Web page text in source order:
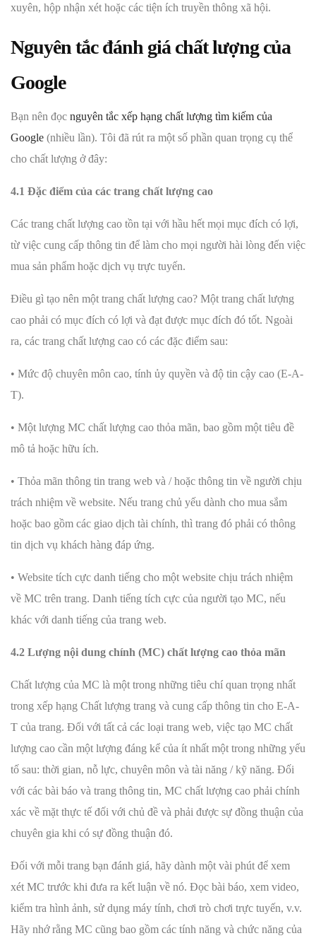
xuyên, hộp nhận xét hoặc các tiện ích truyền thông xã hội.
Nguyên tắc đánh giá chất lượng của
Google
Bạn nên đọc nguyên tắc xếp hạng chất lượng tìm kiếm của
Google (nhiều lần). Tôi đã rút ra một số phần quan trọng cụ thể
cho chất lượng ở đây:
4.1 Đặc điểm của các trang chất lượng cao
Các trang chất lượng cao tồn tại với hầu hết mọi mục đích có lợi,
từ việc cung cấp thông tin để làm cho mọi người hài lòng đến việc
mua sản phẩm hoặc dịch vụ trực tuyến.
Điều gì tạo nên một trang chất lượng cao? Một trang chất lượng
cao phải có mục đích có lợi và đạt được mục đích đó tốt. Ngoài
ra, các trang chất lượng cao có các đặc điểm sau:
• Mức độ chuyên môn cao, tính ủy quyền và độ tin cậy cao (E-A-
T).
• Một lượng MC chất lượng cao thỏa mãn, bao gồm một tiêu đề
mô tả hoặc hữu ích.
• Thỏa mãn thông tin trang web và / hoặc thông tin về người chịu
trách nhiệm về website. Nếu trang chủ yếu dành cho mua sắm
hoặc bao gồm các giao dịch tài chính, thì trang đó phải có thông
tin dịch vụ khách hàng đáp ứng.
• Website tích cực danh tiếng cho một website chịu trách nhiệm
về MC trên trang. Danh tiếng tích cực của người tạo MC, nếu
khác với danh tiếng của trang web.
4.2 Lượng nội dung chính (MC) chất lượng cao thỏa mãn
Chất lượng của MC là một trong những tiêu chí quan trọng nhất
trong xếp hạng Chất lượng trang và cung cấp thông tin cho E-A-
T của trang. Đối với tất cả các loại trang web, việc tạo MC chất
lượng cao cần một lượng đáng kể của ít nhất một trong những yếu
tố sau: thời gian, nỗ lực, chuyên môn và tài năng / kỹ năng. Đối
với các bài báo và trang thông tin, MC chất lượng cao phải chính
xác về mặt thực tế đối với chủ đề và phải được sự đồng thuận của
chuyên gia khi có sự đồng thuận đó.
Đối với mỗi trang bạn đánh giá, hãy dành một vài phút để xem
xét MC trước khi đưa ra kết luận về nó. Đọc bài báo, xem video,
kiểm tra hình ảnh, sử dụng máy tính, chơi trò chơi trực tuyến, v.v.
Hãy nhớ rằng MC cũng bao gồm các tính năng và chức năng của